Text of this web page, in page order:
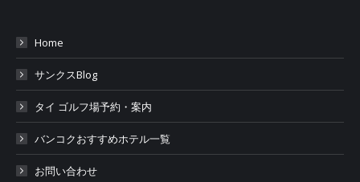
Home
サンクスBlog
タイ ゴルフ場予約・案内
バンコクおすすめホテル一覧
お問い合わせ